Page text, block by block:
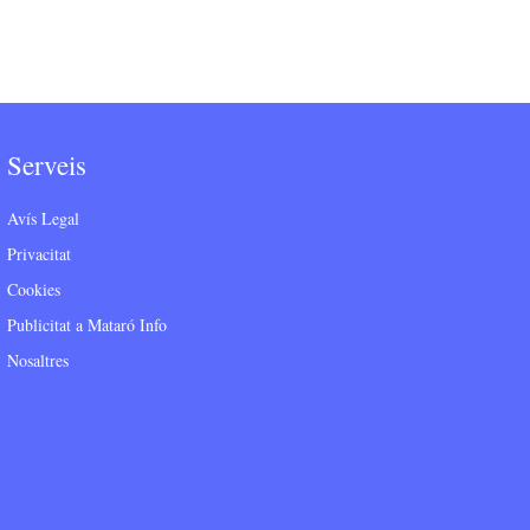
Serveis
Avís Legal
Privacitat
Cookies
Publicitat a Mataró Info
Nosaltres